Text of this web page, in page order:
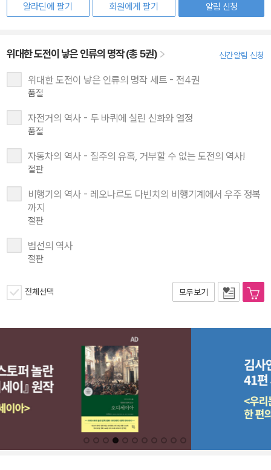
알라딘에 팔기
회원에게 팔기
알림 신청
위대한 도전이 낳은 인류의 명작 (총 5권) 신간알림 신청
위대한 도전이 낳은 인류의 명작 세트 - 전4권
품절
자전거의 역사 - 두 바퀴에 실린 신화와 열정
품절
자동차의 역사 - 질주의 유혹, 거부할 수 없는 도전의 역사!
절판
비행기의 역사 - 레오나르도 다빈치의 비행기계에서 우주 정복
까지
절판
범선의 역사
절판
전체선택 모두보기